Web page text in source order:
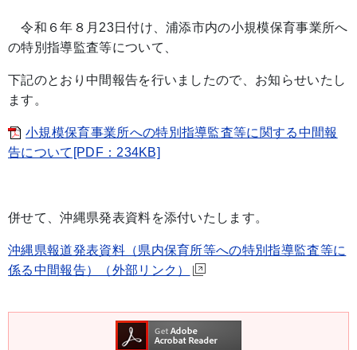
令和６年８月23日付け、浦添市内の小規模保育事業所へ
の特別指導監査等について、
下記のとおり中間報告を行いましたので、お知らせいたし
ます。
小規模保育事業所への特別指導監査等に関する中間報
告について[PDF：234KB]
併せて、沖縄県発表資料を添付いたします。
沖縄県報道発表資料（県内保育所等への特別指導監査等に
係る中間報告）（外部リンク）